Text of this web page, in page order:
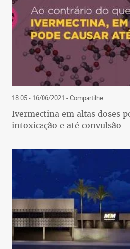
18:05 - 16/06/2021 - Compartilhe
Ivermectina em altas doses
intoxicação e até convulsão